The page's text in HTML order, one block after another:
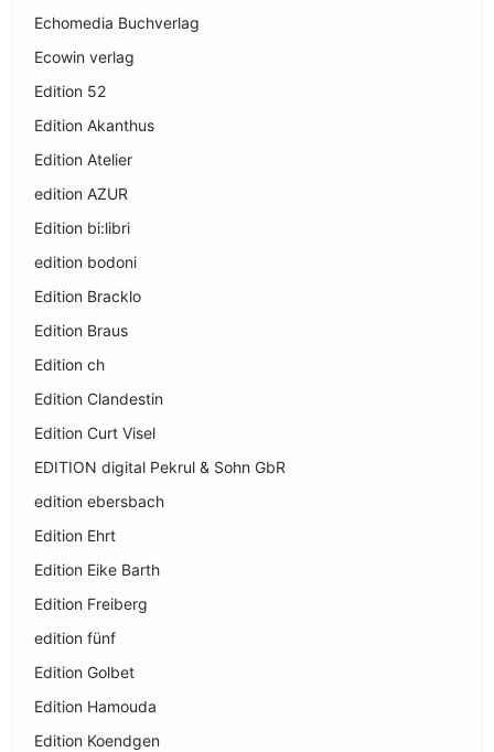
Echomedia Buchverlag
Ecowin verlag
Edition 52
Edition Akanthus
Edition Atelier
edition AZUR
Edition bi:libri
edition bodoni
Edition Bracklo
Edition Braus
Edition ch
Edition Clandestin
Edition Curt Visel
EDITION digital Pekrul & Sohn GbR
edition ebersbach
Edition Ehrt
Edition Eike Barth
Edition Freiberg
edition fünf
Edition Golbet
Edition Hamouda
Edition Koendgen